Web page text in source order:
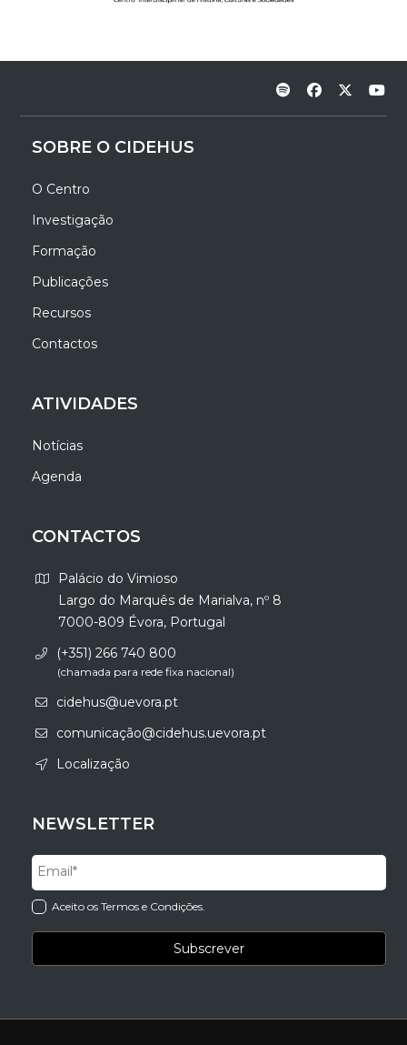
SOBRE O CIDEHUS
O Centro
Investigação
Formação
Publicações
Recursos
Contactos
ATIVIDADES
Notícias
Agenda
CONTACTOS
Palácio do Vimioso
Largo do Marquês de Marialva, nº 8
7000-809 Évora, Portugal
(+351) 266 740 800
(chamada para rede fixa nacional)
cidehus@uevora.pt
comunicação@cidehus.uevora.pt
Localização
NEWSLETTER
Aceito os Termos e Condições.